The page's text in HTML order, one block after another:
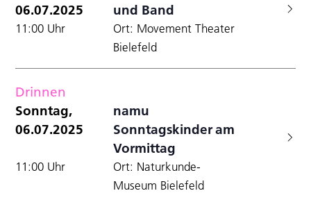
06.07.2025
und Band
11:00 Uhr
Ort: Movement Theater
Bielefeld
Drinnen
Sonntag,
06.07.2025
namu
Sonntagskinder am
Vormittag
11:00 Uhr
Ort: Naturkunde-
Museum Bielefeld